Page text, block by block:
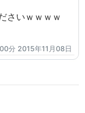
さいｗｗｗｗ
分 2015年11月08日